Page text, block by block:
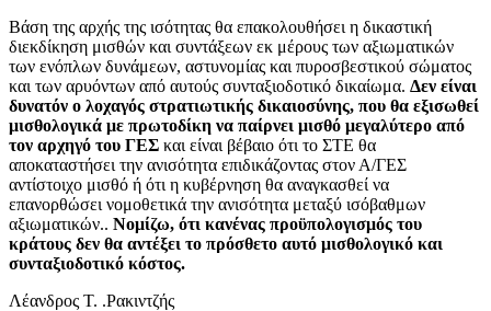
Βάση της αρχής της ισότητας θα επακολουθήσει η δικαστική
διεκδίκηση μισθών και συντάξεων εκ μέρους των αξιωματικών
των ενόπλων δυνάμεων, αστυνομίας και πυροσβεστικού σώματος
και των αρυόντων από αυτούς συνταξιοδοτικό δικαίωμα. Δεν είναι
δυνατόν ο λοχαγός στρατιωτικής δικαιοσύνης, που θα εξισωθεί
μισθολογικά με πρωτοδίκη να παίρνει μισθό μεγαλύτερο από
τον αρχηγό του ΓΕΣ και είναι βέβαιο ότι το ΣΤΕ θα
αποκαταστήσει την ανισότητα επιδικάζοντας στον Α/ΓΕΣ
αντίστοιχο μισθό ή ότι η κυβέρνηση θα αναγκασθεί να
επανορθώσει νομοθετικά την ανισότητα μεταξύ ισόβαθμων
αξιωματικών.. Νομίζω, ότι κανένας προϋπολογισμός του
κράτους δεν θα αντέξει το πρόσθετο αυτό μισθολογικό και
συνταξιοδοτικό κόστος.
Λέανδρος Τ. .Ρακιντζής